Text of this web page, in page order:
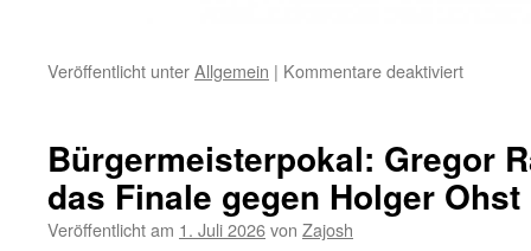
Veröffentlicht unterAllgemein | Kommentare deaktiviertfür
startet
der
Bürgermeisterpokal: Gregor
das Finale gegen Holger Ohst
Veröffentlicht am 1. Juli 2026von Zajosh